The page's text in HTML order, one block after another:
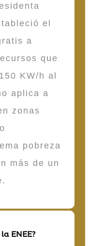
el
a
que
KW/h al
aplica a
zonas
pobreza
más de un
ENEE?